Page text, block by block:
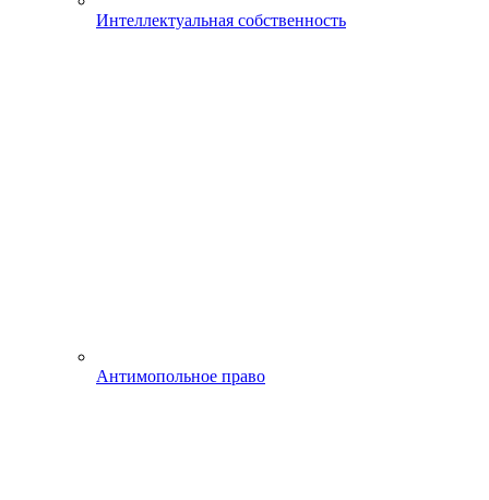
Интеллектуальная собственность
Антимопольное право